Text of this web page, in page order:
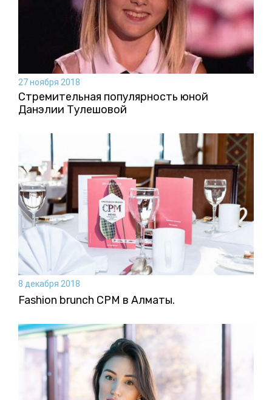
27 ноября 2018
Стремительная популярность юной
Данэлии Тулешовой
8 декабря 2018
Fashion brunch CPM в Алматы.